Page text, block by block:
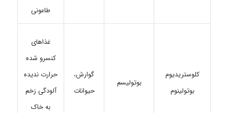
طاعونی
کلوستریدیوم
بوتولینوم
بوتولیسم
گوارش،
حیوانات
غذاهای
کنسرو شده
حرارت ندیده
آلودگی زخم
به خاک